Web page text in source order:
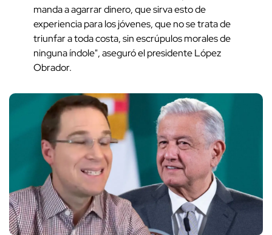
manda a agarrar dinero, que sirva esto de
experiencia para los jóvenes, que no se trata de
triunfar a toda costa, sin escrúpulos morales de
ninguna índole", aseguró el presidente López
Obrador.